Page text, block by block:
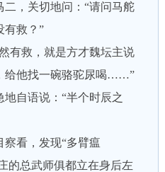
，关切地问：“请问马舵
有救？”
救，就是方才魏坛主说
给他找一碗骆驼尿喝……”
自语说：“半个时辰之
看，发现“多臂瘟
的总武师俱都立在身后左